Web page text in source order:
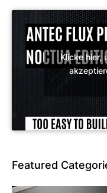
Klicke hier,
Featured